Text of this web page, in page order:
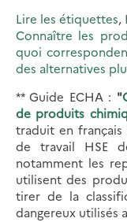
Lire les étiquettes,
Connaître les
quoi
des alternatives
** Guide ECHA : "
de produits
traduit en
de travail HSE
notamment les
utilisent des
tirer de la
dangereux utilisés